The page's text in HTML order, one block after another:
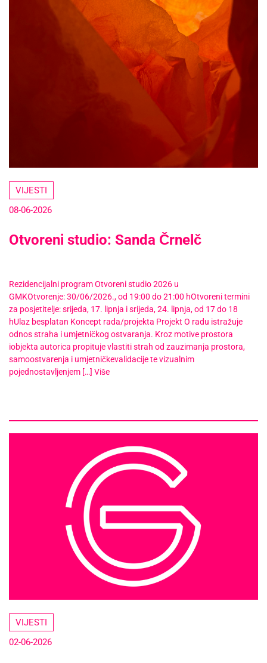
VIJESTI
08-06-2026
Otvoreni studio: Sanda Črnelč
Rezidencijalni program Otvoreni studio 2026 u
GMKOtvorenje: 30/06/2026., od 19:00 do 21:00 hOtvoreni termini
za posjetitelje: srijeda, 17. lipnja i srijeda, 24. lipnja, od 17 do 18
hUlaz besplatan Koncept rada/projekta Projekt O radu istražuje
odnos straha i umjetničkog ostvaranja. Kroz motive prostora
iobjekta autorica propituje vlastiti strah od zauzimanja prostora,
samoostvarenja i umjetničkevalidacije te vizualnim
pojednostavljenjem […] Više
VIJESTI
02-06-2026